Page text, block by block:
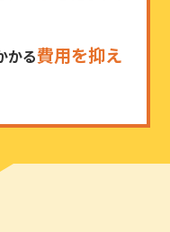
かる費用を抑え